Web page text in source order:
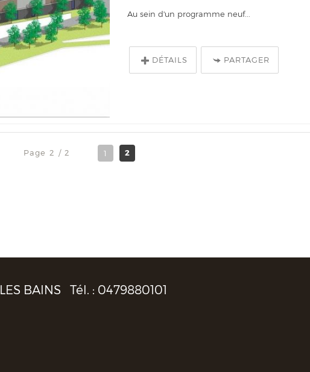
Au sein d'un programme neuf...
DÉTAILS PARTAGER
Page 2 / 2 1 2
BAINS Tél. : 0479880101